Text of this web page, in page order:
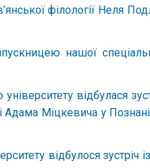
філології Неля
нашої
відбулася
Адама Міцкевича у
відбулося зустріч із